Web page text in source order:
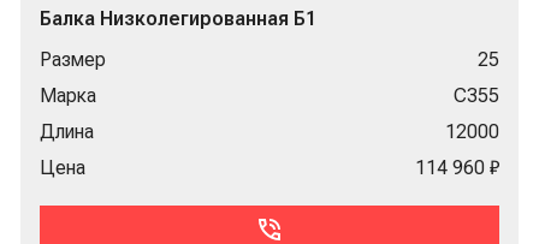
Балка Низколегированная Б1
Размер
25
Марка
С355
Длина
12000
Цена
114 960 ₽